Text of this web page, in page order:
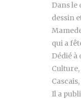
Dans le
dessin
qui a
Dédié à
Culture,
Il a